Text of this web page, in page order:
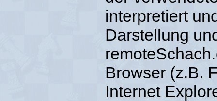
interpretiert
Darstellung
Browser (z.B.
Internet